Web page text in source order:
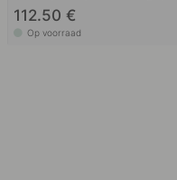
112.50 €
Op voorraad